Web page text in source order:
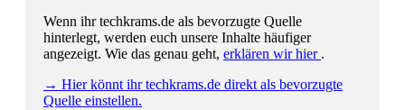
Wenn ihr techkrams.de als bevorzugte Quelle
hinterlegt, werden euch unsere Inhalte häufiger
angezeigt. Wie das genau geht, erklären wir hier .
→ Hier könnt ihr techkrams.de direkt als bevorzugte
Quelle einstellen.